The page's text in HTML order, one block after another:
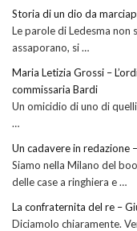
Storia di un dio da
Le parole di Ledesma non
assaporano, si …
Maria Letizia Grossi –
commissaria Bardi
Un omicidio di uno di
…
Un cadavere in redazione
Siamo nella Milano del
delle case a ringhiera e …
La confraternita del re –
Diciamolo chiaramente.